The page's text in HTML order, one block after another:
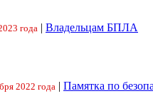
года | Владельцам БПЛА
2022 года | Памятка по